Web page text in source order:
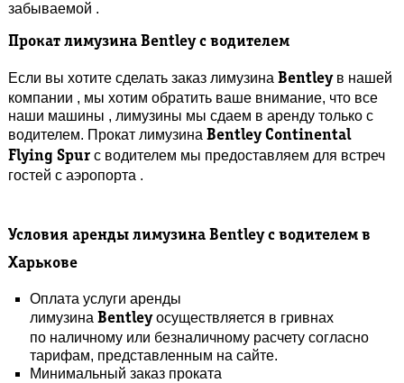
забываемой .
Прокат лимузина Bentleyс водителем
Если вы хотите сделать заказ лимузина Bentley в нашей
компании , мы хотим обратить ваше внимание, что все
наши машины , лимузины мы сдаем в аренду только с
водителем. Прокат лимузина Bentley Continental
Flying Spur с водителем мы предоставляем для встреч
гостей с аэропорта .
Условия аренды лимузина Bentleyс водителем в
Харькове
Оплата услуги аренды
лимузина Bentleyосуществляется в гривнах
по наличному или безналичному расчету согласно
тарифам, представленным на сайте.
Минимальный заказ проката